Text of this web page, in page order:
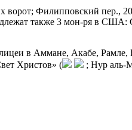
Филипповский пер.,
также 3 мон-ря в
в Аммане, Акабе, Рамле,
Христов» (
; Нур аль-